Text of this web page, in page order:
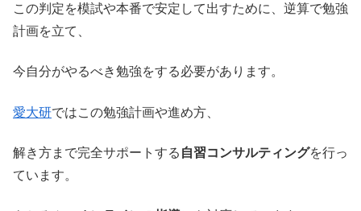
この判定を模試や本番で安定して出すために、逆算で勉強
計画を立て、
今自分がやるべき勉強をする必要があります。
愛大研ではこの勉強計画や進め方、
解き方まで完全サポートする 自習コンサルティングを行っ
ています。